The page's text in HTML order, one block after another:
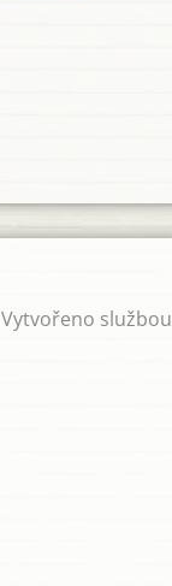
Vytvořeno službou